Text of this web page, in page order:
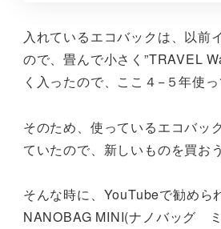
入れているエコバックは、以前
ので、畳んで小さく”TRAVEL
く入ったので、ここ４−５年使っ
そのため、使っているエコバッ
ていたので、新しいものを買お
そんな時に、YouTubeで勧めら
NANOBAG MINI(ナノバッグ